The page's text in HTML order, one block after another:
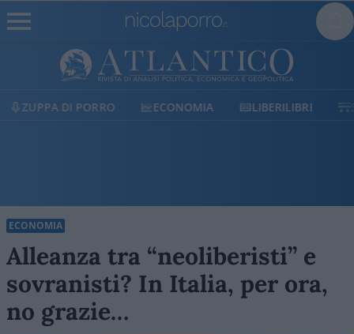
ZUPPA DI PORRO ECONOMIA LIBERILIBRI
ECONOMIA
Alleanza tra “neoliberisti” e
sovranisti? In Italia, per ora,
no grazie…